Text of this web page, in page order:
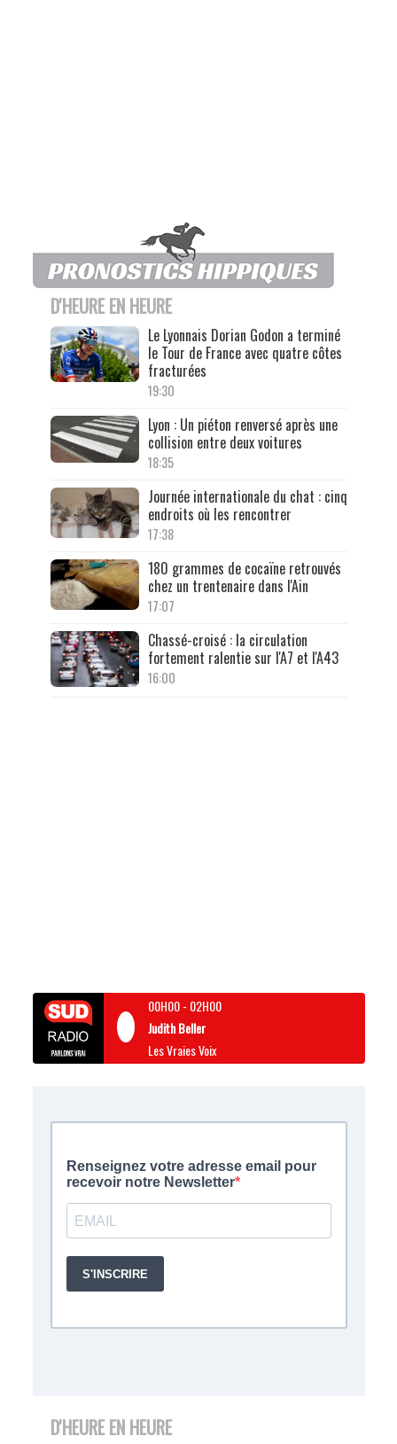
D'HEURE EN HEURE
Le Lyonnais Dorian Godon a terminé
le Tour de France avec quatre côtes
fracturées
19:30
Lyon : Un piéton renversé après une
collision entre deux voitures
18:35
Journée internationale du chat : cinq
endroits où les rencontrer
17:38
180 grammes de cocaïne retrouvés
chez un trentenaire dans l'Ain
17:07
Chassé-croisé : la circulation
fortement ralentie sur l'A7 et l'A43
16:00
00H00- 02H00
Judith Beller
Les Vraies Voix
D'HEURE EN HEURE